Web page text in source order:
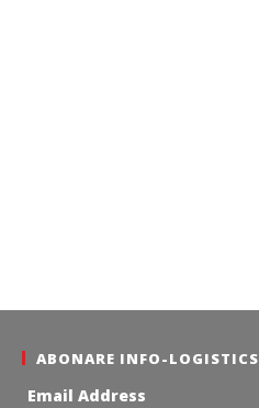
ABONARE INFO-LOGISTICS
Email Address